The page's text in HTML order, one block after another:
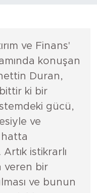
ve Finans'
konuşan
Duran,
ki bir
gücü,
ve
istikrarlı
veren bir
ve bunun